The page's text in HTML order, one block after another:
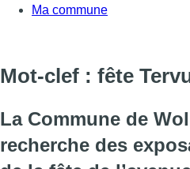
Ma commune
Mot-clef : fête
La Commune de
recherche des